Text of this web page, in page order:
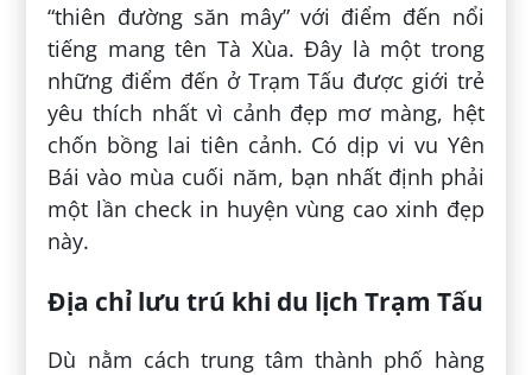
“thiên đường săn mây” với điểm đến nổi
tiếng mang tên Tà Xùa. Đây là một trong
những điểm đến ở Trạm Tấu được giới trẻ
yêu thích nhất vì cảnh đẹp mơ màng, hệt
chốn bồng lai tiên cảnh. Có dịp vi vu Yên
Bái vào mùa cuối năm, bạn nhất định phải
một lần check in huyện vùng cao xinh đẹp
này.
Địa chỉ lưu trú khi du lịch Trạm Tấu
Dù nằm cách trung tâm thành phố hàng